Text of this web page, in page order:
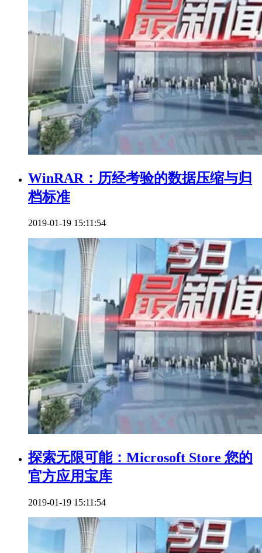
WinRAR：历经考验的数据压缩与归
档标准
2019-01-19 15:11:54
探索无限可能：Microsoft Store 您的
官方应用宝库
2019-01-19 15:11:54